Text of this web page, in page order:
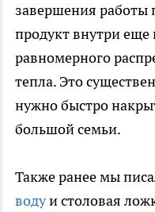
завершения работы
продукт внутри еще
равномерного
тепла. Это
нужно быстро
большой семьи.
Также ранее мы
водуи столовая